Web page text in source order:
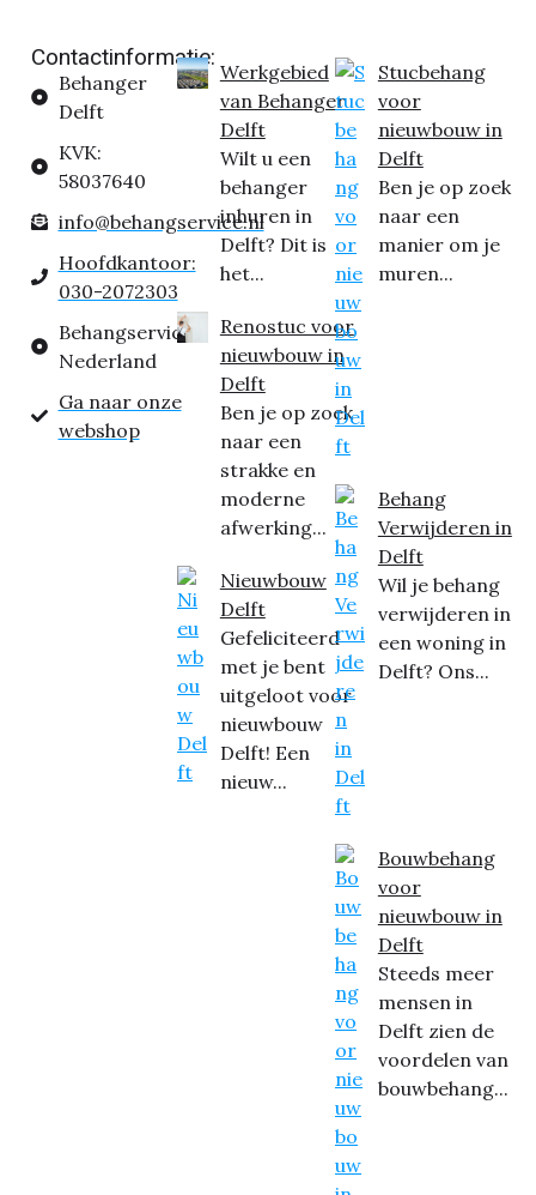
Contactinformatie:
Behanger
Delft
KVK:
58037640
info@behangservice.nl
Hoofdkantoor:
030-2072303
Behangservice
Nederland
Ga naar onze
webshop
Werkgebied
van Behanger
Delft
Wilt u een
behanger
inhuren in
Delft? Dit is
het...
Renostuc voor
nieuwbouw in
Delft
Ben je op zoek
naar een
strakke en
moderne
afwerking...
Nieuwbouw
Delft
Gefeliciteerd
met je bent
uitgeloot voor
nieuwbouw
Delft! Een
nieuw...
Stucbehang
voor
nieuwbouw in
Delft
Ben je op zoek
naar een
manier om je
muren...
Behang
Verwijderen in
Delft
Wil je behang
verwijderen in
een woning in
Delft? Ons...
Bouwbehang
voor
nieuwbouw in
Delft
Steeds meer
mensen in
Delft zien de
voordelen van
bouwbehang...